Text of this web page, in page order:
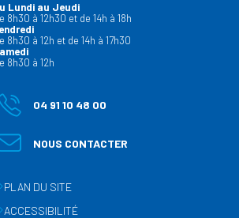
Lundi au Jeudi
8h30 à 12h30 et de 14h à 18h
8h30 à 12h et de 14h à 17h30
8h30 à 12h
04 91 10 48 00
NOUS CONTACTER
PLAN DU SITE
ACCESSIBILITÉ